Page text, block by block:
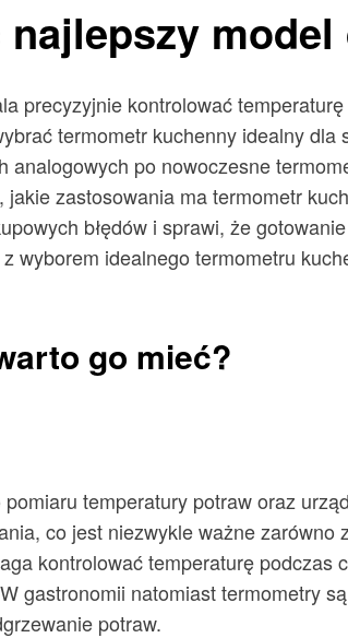
precyzyjnie kontrolować
termometr kuchenny idealny dla
po nowoczesne
zastosowania ma termometr
błędów i sprawi, że
idealnego termometru
go mieć?
temperatury potraw oraz
co jest niezwykle ważne
kontrolować temperaturę podczas
gastronomii natomiast termometry
potraw.